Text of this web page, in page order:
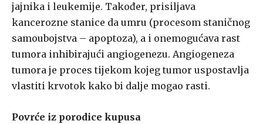
jajnika i leukemije. Također, prisiljava
kancerozne stanice da umru (procesom staničnog
samoubojstva – apoptoza), a i onemogućava rast
tumora inhibirajući angiogenezu. Angiogeneza
tumora je proces tijekom kojeg tumor uspostavlja
vlastiti krvotok kako bi dalje mogao rasti.
Povrće iz porodice kupusa